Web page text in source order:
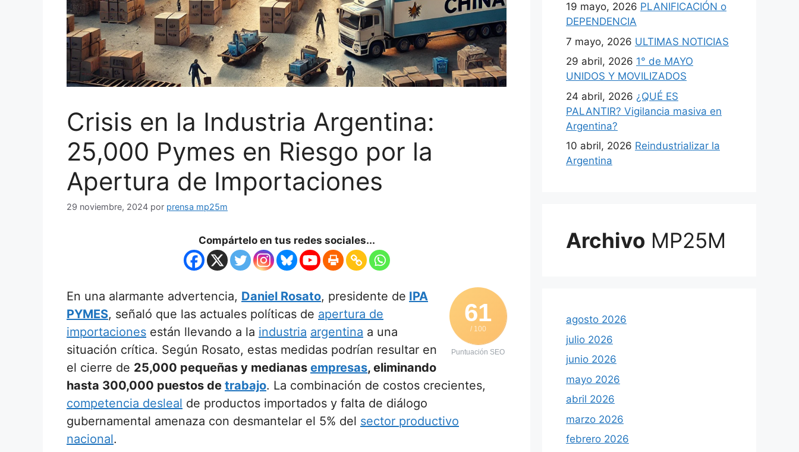
Crisis en la Industria Argentina:
25,000 Pymes en Riesgo por la
Apertura de Importaciones
29 noviembre, 2024 por prensa mp25m
Compártelo en tus redes sociales...
61
/ 100
Puntuación SEO
En una alarmante advertencia, Daniel Rosato, presidente de IPA
PYMES, señaló que las actuales políticas de apertura de
importaciones están llevando a la industria argentina a una
situación crítica. Según Rosato, estas medidas podrían resultar en
el cierre de 25,000 pequeñas y medianas empresas, eliminando
hasta 300,000 puestos de trabajo. La combinación de costos crecientes,
competencia desleal de productos importados y falta de diálogo
gubernamental amenaza con desmantelar el 5% del sector productivo
nacional.
19 mayo, 2026 PLANIFICACIÓN o
DEPENDENCIA
7 mayo, 2026 ULTIMAS NOTICIAS
29 abril, 2026 1° de MAYO
UNIDOS Y MOVILIZADOS
24 abril, 2026 ¿QUÉ ES
PALANTIR? Vigilancia masiva en
Argentina?
10 abril, 2026 Reindustrializar la
Argentina
Archivo MP25M
agosto 2026
julio 2026
junio 2026
mayo 2026
abril 2026
marzo 2026
febrero 2026